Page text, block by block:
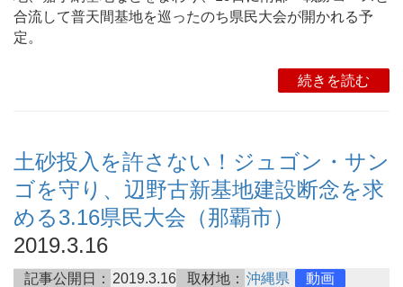
合流して普天間基地を巡ったのち県民大会が開かれる予
定。
続きを読む
土砂投入を許さない！ジュゴン・サン
ゴを守り、辺野古新基地建設断念を求
める3.16県民大会（那覇市）
2019.3.16
記事公開日： 2019.3.16 取材地： 沖縄県 動画